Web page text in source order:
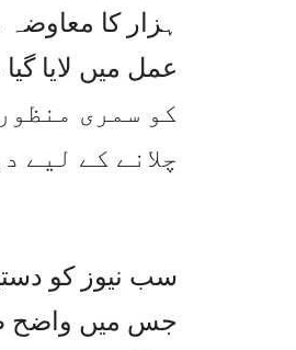
ہزار کا
کو سمری
چلانے کے لیے
جس میں واضح